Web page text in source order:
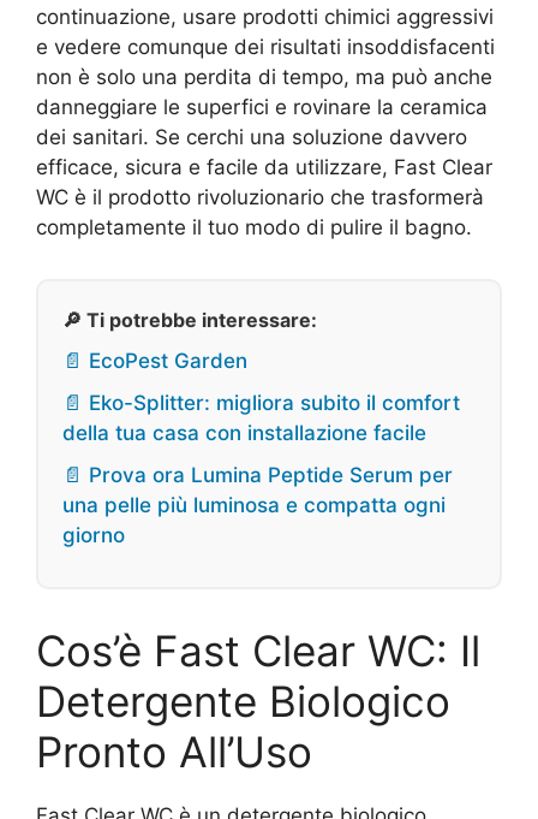
continuazione, usare prodotti chimici aggressivi
e vedere comunque dei risultati insoddisfacenti
non è solo una perdita di tempo, ma può anche
danneggiare le superfici e rovinare la ceramica
dei sanitari. Se cerchi una soluzione davvero
efficace, sicura e facile da utilizzare, Fast Clear
WC è il prodotto rivoluzionario che trasformerà
completamente il tuo modo di pulire il bagno.
🔎 Ti potrebbe interessare:
📄 EcoPest Garden
📄 Eko-Splitter: migliora subito il comfort
della tua casa con installazione facile
📄 Prova ora Lumina Peptide Serum per
una pelle più luminosa e compatta ogni
giorno
Cos’è Fast Clear WC: Il
Detergente Biologico
Pronto All’Uso